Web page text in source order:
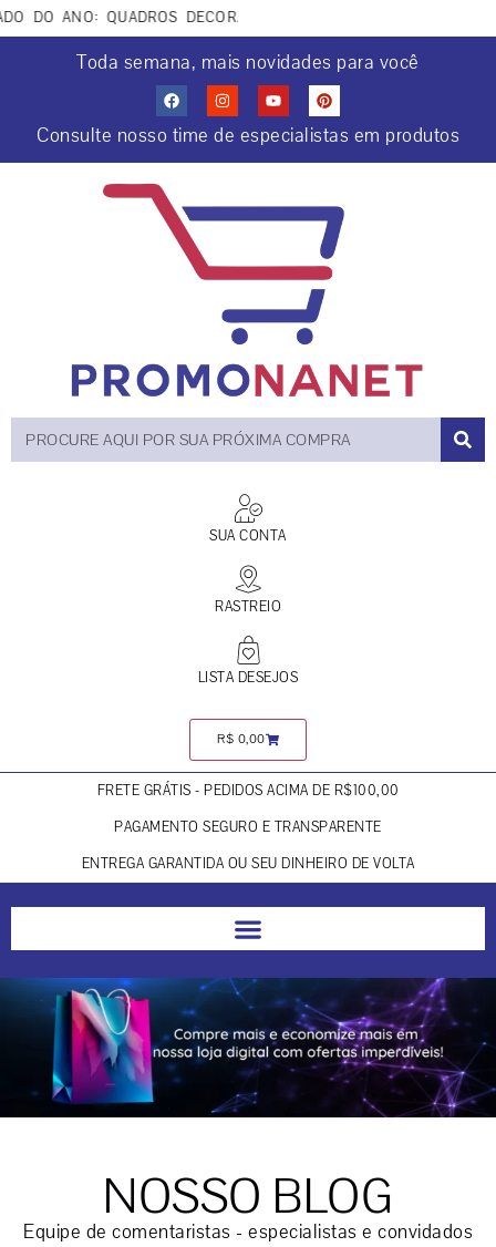
DO ANO: QUADROS DECORATIVOS COCRIAÇÕES COM IA.
Toda semana, mais novidades para você
Consulte nosso time de especialistas em produtos
SUA CONTA
RASTREIO
LISTA DESEJOS
R$ 0,00
FRETE GRÁTIS - PEDIDOS ACIMA DE R$100,00
PAGAMENTO SEGURO E TRANSPARENTE
ENTREGA GARANTIDA OU SEU DINHEIRO DE VOLTA
NOSSO BLOG
Equipe de comentaristas - especialistas e convidados